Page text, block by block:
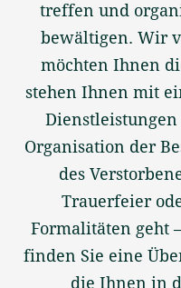
treffen und
bewältigen. Wir
möchten Ihnen
stehen Ihnen mit
Dienstleistungen
Organisation der
des
Trauerfeier
Formalitäten geht
finden Sie eine
die Ihnen in